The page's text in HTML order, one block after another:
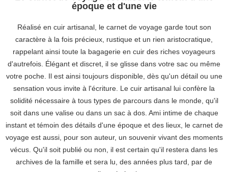
époque et d'une vie
Réalisé en cuir artisanal, le carnet de voyage garde tout son
caractère à la fois précieux, rustique et un rien aristocratique,
rappelant ainsi toute la bagagerie en cuir des riches voyageurs
d'autrefois. Élégant et discret, il se glisse dans votre sac ou même
votre poche. Il est ainsi toujours disponible, dès qu'un détail ou une
sensation vous invite à l'écriture. Le cuir artisanal lui confère la
solidité nécessaire à tous types de parcours dans le monde, qu'il
soit dans une valise ou dans un sac à dos. Ami intime de chaque
instant et témoin des détails d'une époque et des lieux, le carnet de
voyage est aussi, pour son auteur, un souvenir vivant des moments
vécus. Qu'il soit publié ou non, il est certain qu'il restera dans les
archives de la famille et sera lu, des années plus tard, par de